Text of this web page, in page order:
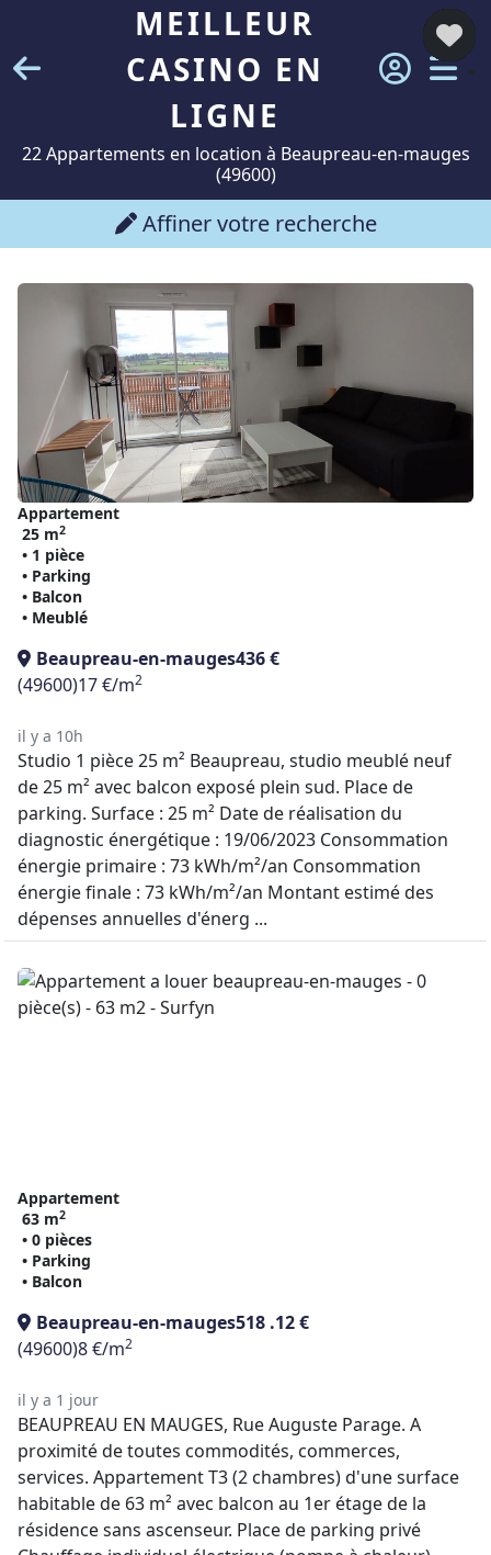
MEILLEUR
CASINO EN
LIGNE
22 Appartements en location à Beaupreau-en-mauges
(49600)
Affiner votre recherche
Appartement
25 m2
• 1 pièce
• Parking
• Balcon
• Meublé
Beaupreau-en-mauges436 €
(49600)17 €/m2
il y a 10h
Studio 1 pièce 25 m² Beaupreau, studio meublé neuf
de 25 m² avec balcon exposé plein sud. Place de
parking. Surface : 25 m² Date de réalisation du
diagnostic énergétique : 19/06/2023 Consommation
énergie primaire : 73 kWh/m²/an Consommation
énergie finale : 73 kWh/m²/an Montant estimé des
dépenses annuelles d'énerg ...
Appartement
63 m2
• 0 pièces
• Parking
• Balcon
Beaupreau-en-mauges518 .12 €
(49600)8 €/m2
il y a 1 jour
BEAUPREAU EN MAUGES, Rue Auguste Parage. A
proximité de toutes commodités, commerces,
services. Appartement T3 (2 chambres) d'une surface
habitable de 63 m² avec balcon au 1er étage de la
résidence sans ascenseur. Place de parking privé